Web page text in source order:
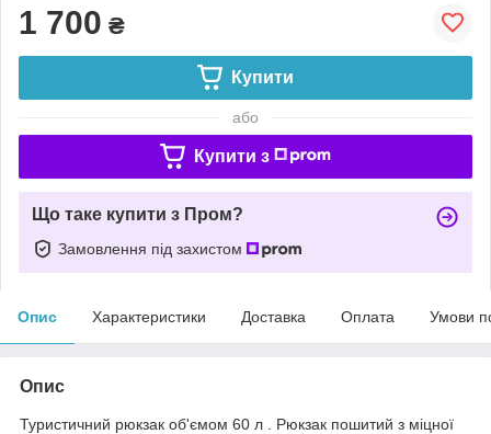
1 700 ₴
Купити
або
Купити з
Що таке купити з Пром?
Замовлення під захистом
Опис Характеристики Доставка Оплата Умови
Опис
Туристичний рюкзак об'ємом 60 л . Рюкзак пошитий з міцної